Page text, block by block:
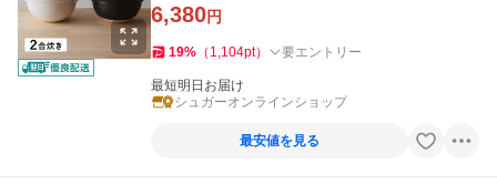
6,380円
19% （ 1,104pt） 要エントリー
最短明日お届け
シュガーオンラインショップ
最安値を見る